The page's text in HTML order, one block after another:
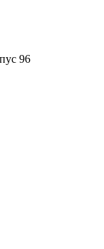
96